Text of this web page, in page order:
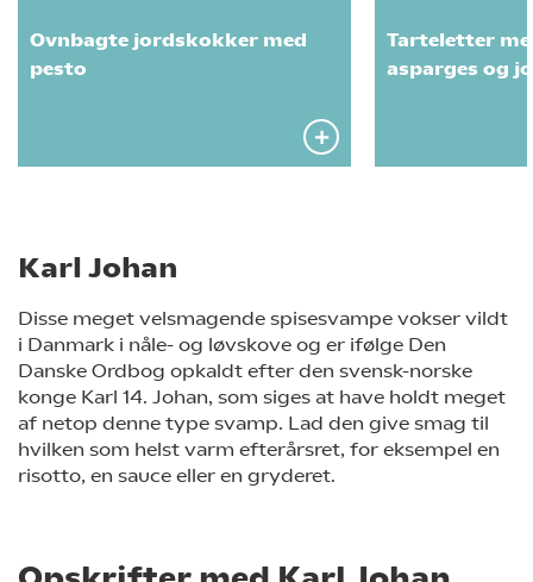
Ovnbagte jordskokker med
pesto
Tarteletter
asparges og
Karl Johan
Disse meget velsmagende spisesvampe vokser vildt
i Danmark i nåle- og løvskove og er ifølge Den
Danske Ordbog opkaldt efter den svensk-norske
konge Karl 14. Johan, som siges at have holdt meget
af netop denne type svamp. Lad den give smag til
hvilken som helst varm efterårsret, for eksempel en
risotto, en sauce eller en gryderet.